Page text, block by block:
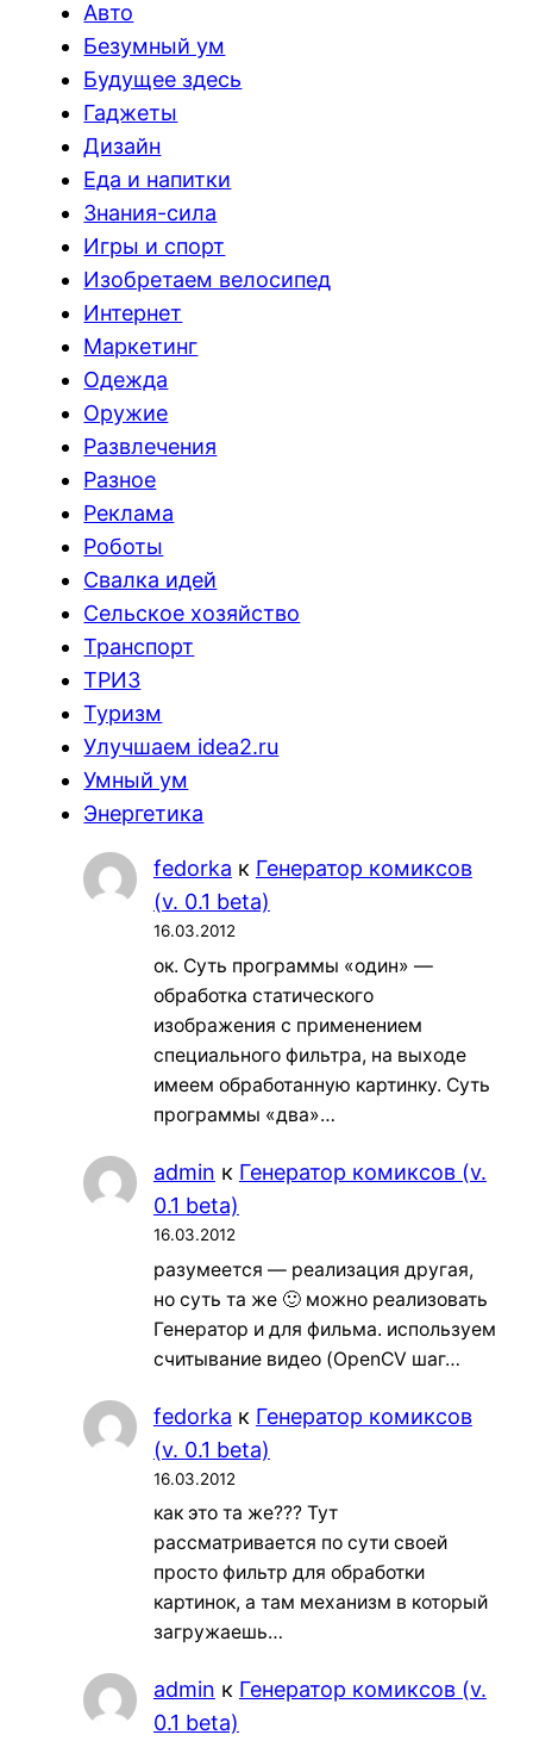
Авто
Безумный ум
Будущее здесь
Гаджеты
Дизайн
Еда и напитки
Знания-сила
Игры и спорт
Изобретаем велосипед
Интернет
Маркетинг
Одежда
Оружие
Развлечения
Разное
Реклама
Роботы
Свалка идей
Сельское хозяйство
Транспорт
ТРИЗ
Туризм
Улучшаем idea2.ru
Умный ум
Энергетика
fedorka к Генератор комиксов
(v. 0.1 beta)
16.03.2012
ок. Суть программы «один» —
обработка статического
изображения с применением
специального фильтра, на выходе
имеем обработанную картинку. Суть
программы «два»…
admin к Генератор комиксов (v.
0.1 beta)
16.03.2012
разумеется — реализация другая,
но суть та же 🙂 можно реализовать
Генератор и для фильма. используем
считывание видео (OpenCV шаг…
fedorka к Генератор комиксов
(v. 0.1 beta)
16.03.2012
как это та же??? Тут
рассматривается по сути своей
просто фильтр для обработки
картинок, а там механизм в который
загружаешь…
admin к Генератор комиксов (v.
0.1 beta)